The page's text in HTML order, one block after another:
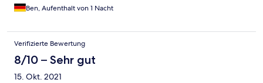
Ben, Aufenthalt von 1 Nacht
Verifizierte Bewertung
8/10 – Sehr gut
15. Okt. 2021